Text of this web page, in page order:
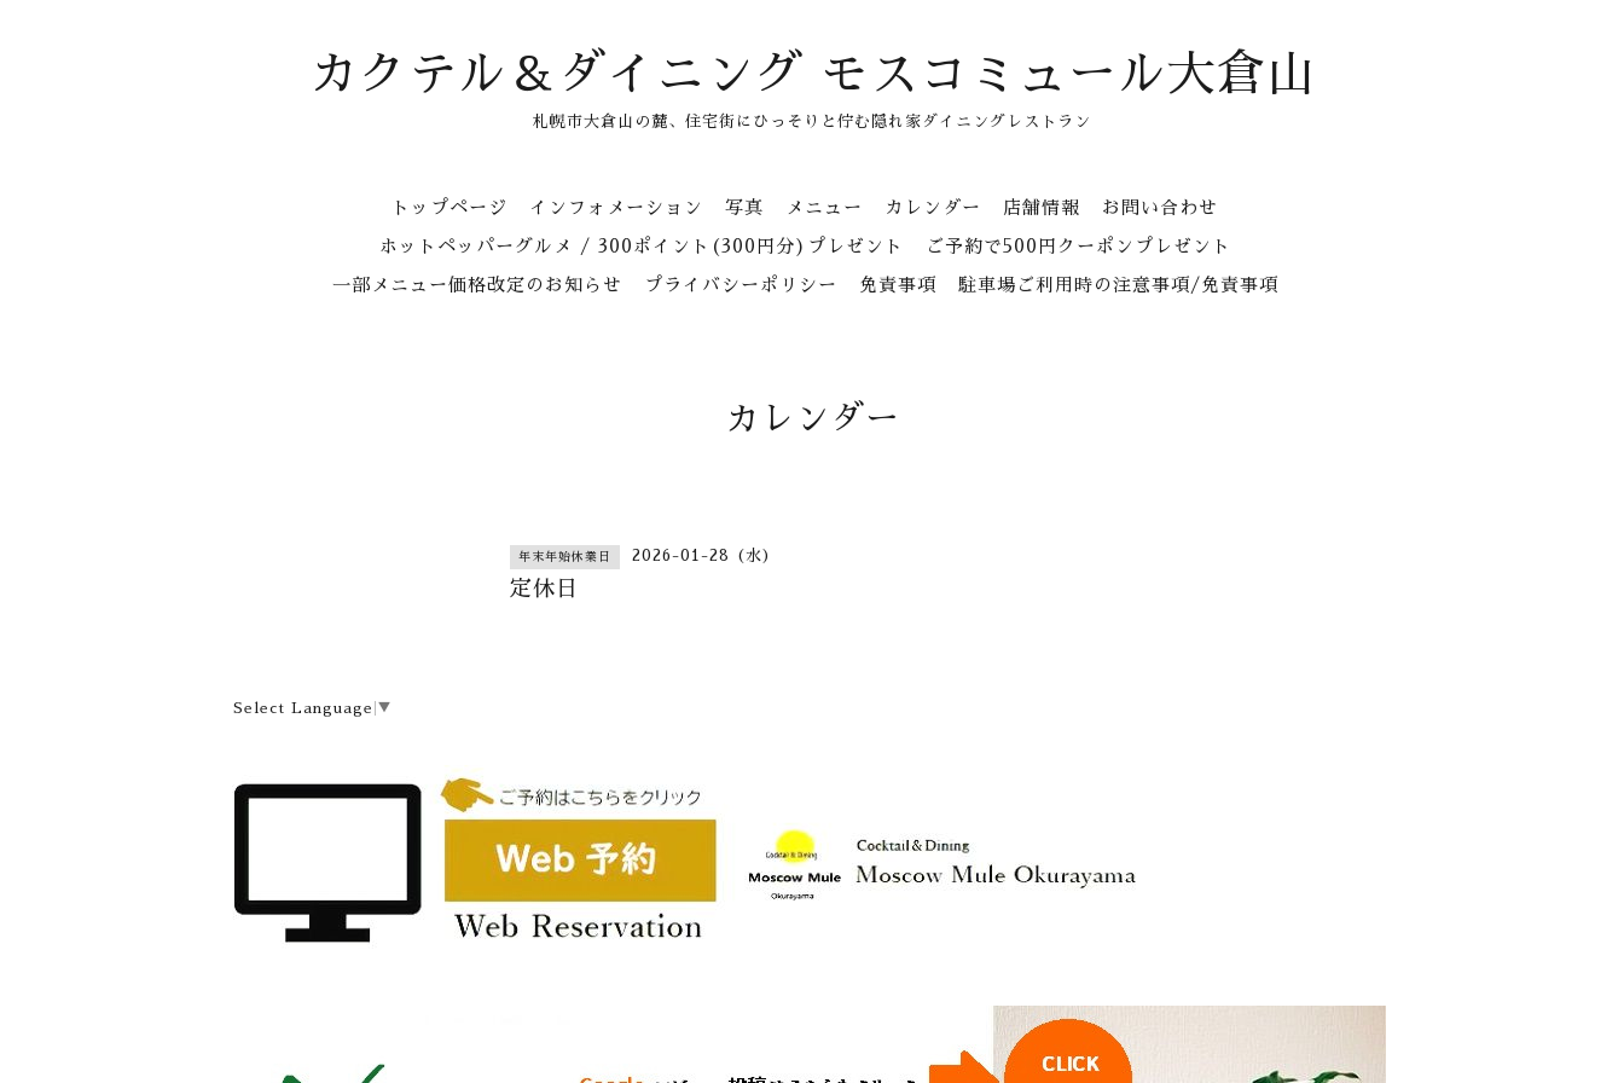
カクテル＆ダイニング モスコミュール大倉山
札幌市大倉山の麓、住宅街にひっそりと佇む隠れ家ダイニングレストラン
トップページ インフォメーション 写真 メニュー カレンダー 店舗情報 お問い合わせ
ホットペッパーグルメ / 300ポイント(300円分)プレゼント ご予約で500円クーポンプレゼント
一部メニュー価格改定のお知らせ プライバシーポリシー 免責事項 駐車場ご利用時の注意事項/免責事項
カレンダー
年末年始休業日 2026-01-28 (水)
定休日
Select Language ▼